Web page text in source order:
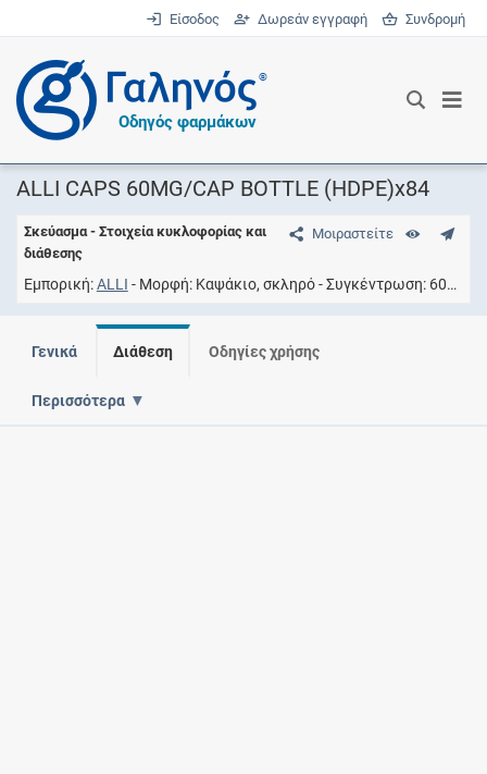
Είσοδος Δωρεάν εγγραφή Συνδρομή
®
Οδηγός φαρμάκων
ALLI CAPS 60MG/CAP BOTTLE (HDPE)x84
Μοιραστείτε
Σκεύασμα - Στοιχεία κυκλοφορίας και
διάθεσης
Εμπορική ALLI Μορφή Καψάκιο, σκληρό Συγκέντρωση 60MG/CAP
Γενικά Διάθεση Οδηγίες χρήσης
Περισσότερα